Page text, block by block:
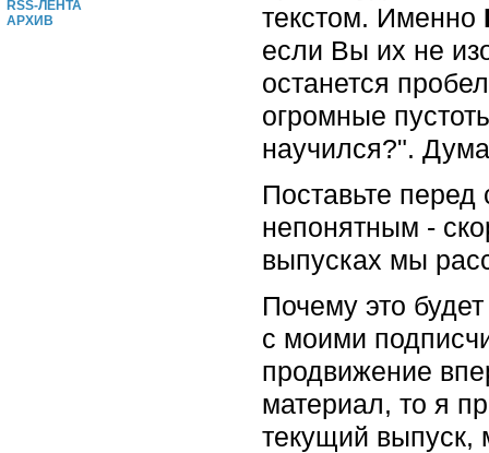
RSS-ЛЕНТА
АРХИВ
текстом. Именно
если Вы их не
останется
огромные
научился?".
Поставьте
непонятным -
выпусках мы
Почему это
с моими
продвижение
материал, то я
текущий выпуск,